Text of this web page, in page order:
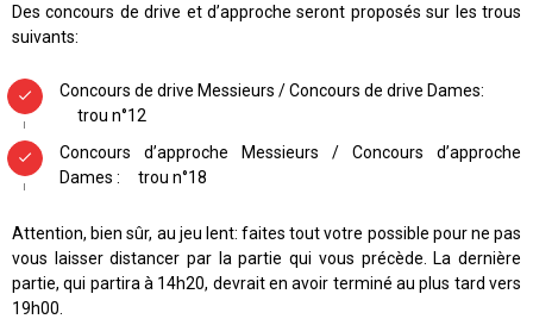
Des concours de drive et d’approche seront proposés sur les trous
suivants:
Concours de drive Messieurs / Concours de drive Dames:
trou n°12
Concours d’approche Messieurs / Concours d’approche
Dames : trou n°18
Attention, bien sûr, au jeu lent: faites tout votre possible pour ne pas
vous laisser distancer par la partie qui vous précède. La dernière
partie, qui partira à 14h20, devrait en avoir terminé au plus tard vers
19h00.